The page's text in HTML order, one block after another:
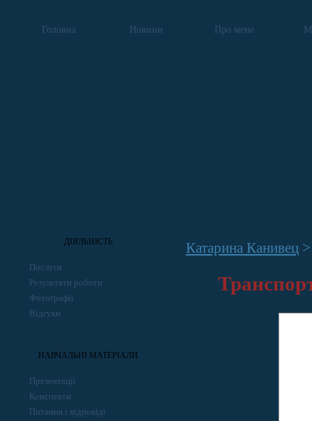
Головна Новини Про мене
ДІЯЛЬНІСТЬ
Послуги
Результати роботи
Фотографії
Відгуки
НАВЧАЛЬНІ МАТЕРІАЛИ
Презентації
Конспекти
Питання і відповіді
Катарина Канивец